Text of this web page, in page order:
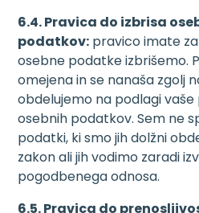
6.4.Pravica do izbrisa
podatkov: pravico imate
osebne podatke izbrišemo.
omejena in se nanaša zgolj
obdelujemo na podlagi
osebnih podatkov. Sem ne
podatki, ki smo jih dolžni
zakon ali jih vodimo zaradi
pogodbenega odnosa.
6.5.Pravica do